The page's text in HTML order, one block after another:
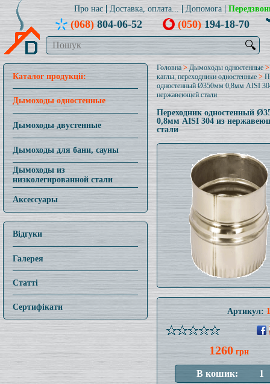
Про нас Доставка, оплата... Допомога
(068)804-06-52 (050)194-18-70
🔍
Каталог продукції:
Дымоходы одностенные
Дымоходы двустенные
Дымоходы для бани, сауны
Дымоходы из
низколегированной стали
Аксессуары
Відгуки
Галерея
Статті
Сертифікати
Головна > Дымоходы одностенные
каглы, переходники одностенные>
одностенный Ø350мм 0,8мм AISI
нержавеющей стали
Переходник одностенный
0,8мм AISI 304 из
стали
Артикул:
1260 грн